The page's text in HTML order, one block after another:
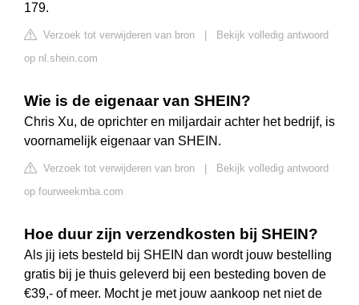
179.
Verzoek tot verwijderen van bron
Bekijk volledig antwoord
op nl.shein.com
Wie is de eigenaar van SHEIN?
Chris Xu, de oprichter en miljardair achter het bedrijf, is
voornamelijk eigenaar van SHEIN.
Verzoek tot verwijderen van bron
Bekijk volledig antwoord
op fourweekmba.com
Hoe duur zijn verzendkosten bij SHEIN?
Als jij iets besteld bij SHEIN dan wordt jouw bestelling
gratis bij je thuis geleverd bij een besteding boven de
€39,- of meer. Mocht je met jouw aankoop net niet de